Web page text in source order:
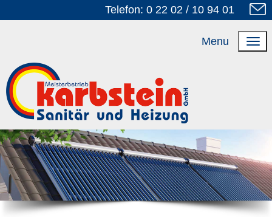
Telefon: 0 22 02 / 10 94 01
Menu